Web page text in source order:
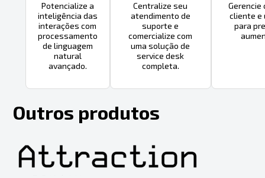
Potencialize a
inteligência das
interações com
processamento
de linguagem
natural
avançado.
Centralize seu
atendimento de
suporte e
comercialize com
uma solução de
service desk
completa.
Gerencie
cliente e
para
Outros produtos